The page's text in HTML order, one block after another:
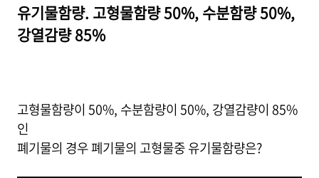
유기물함량. 고형물함량 50%, 수분함량 50%,
강열감량 85%
고형물함량이 50%, 수분함량이 50%, 강열감량이 85%
인
폐기물의 경우 폐기물의 고형물중 유기물함량은?